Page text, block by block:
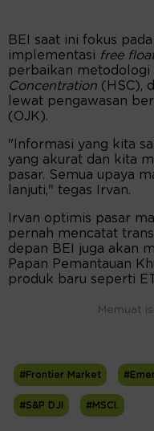
BEI saat ini fokus
implementasi free
perbaikan metodologi
Concentration (HSC),
lewat pengawasan
(OJK).
"Informasi yang kita
yang akurat dan kita
pasar. Semua upaya
lanjuti," tegas Irvan.
Irvan optimis pasar
pernah mencatat
depan BEI juga akan
Papan Pemantauan
produk baru seperti
Memuat
#Frontier Market
#S&P DJI #MSCI.